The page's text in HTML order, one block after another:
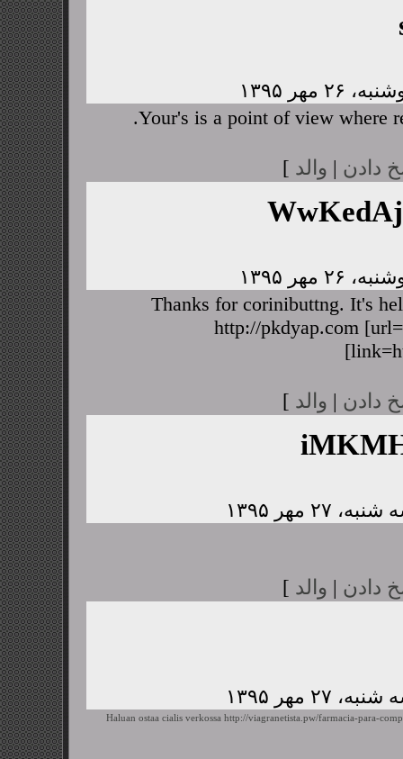
Your's is a point of view where
دادن | والد ]
Thanks for corinibuttng. It's
http://pkdyap.com
دادن | والد ]
دادن | والد ]
Haluan ostaa cialis verkossa http://viagranetista.pw/farmacia-para-